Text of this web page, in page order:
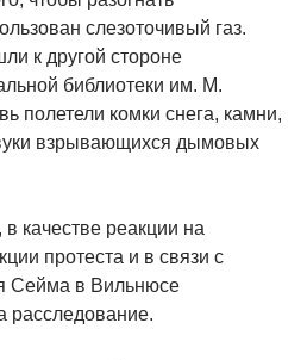
слезоточивый газ.
к другой стороне
библиотеки им. М.
полетели комки снега, камни,
взрывающихся дымовых
качестве реакции на
протеста и в связи с
Сейма в Вильнюсе
расследование.